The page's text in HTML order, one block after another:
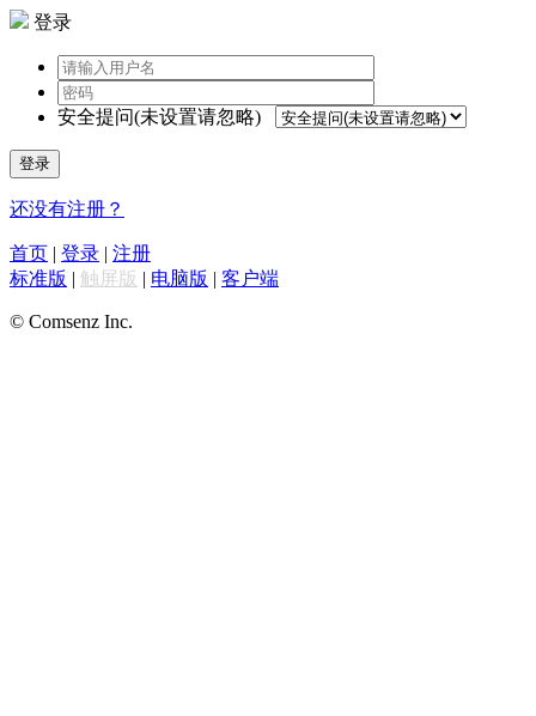
登录
安全提问(未设置请忽略)
登录
还没有注册？
首页 | 登录 | 注册
标准版 | 触屏版 | 电脑版 | 客户端
© Comsenz Inc.